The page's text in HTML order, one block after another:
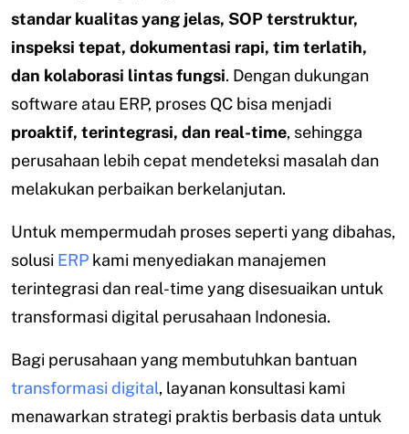
standar kualitas yang jelas, SOP terstruktur,
inspeksi tepat, dokumentasi rapi, tim terlatih,
dan kolaborasi lintas fungsi. Dengan dukungan
software atau ERP, proses QC bisa menjadi
proaktif, terintegrasi, dan real-time, sehingga
perusahaan lebih cepat mendeteksi masalah dan
melakukan perbaikan berkelanjutan.
Untuk mempermudah proses seperti yang dibahas,
solusi ERP kami menyediakan manajemen
terintegrasi dan real-time yang disesuaikan untuk
transformasi digital perusahaan Indonesia.
Bagi perusahaan yang membutuhkan bantuan
transformasi digital, layanan konsultasi kami
menawarkan strategi praktis berbasis data untuk